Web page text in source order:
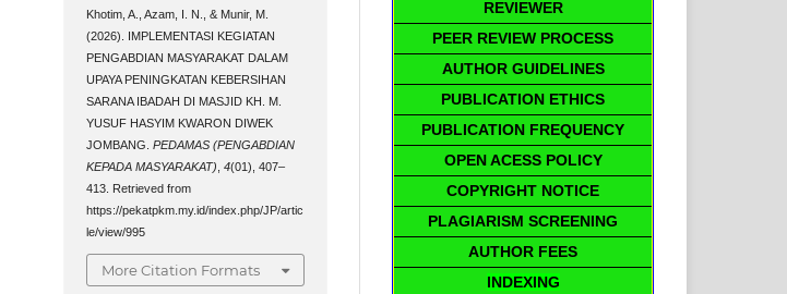
Khotim, A., Azam, I. N., & Munir, M.
(2026). IMPLEMENTASI KEGIATAN
PENGABDIAN MASYARAKAT DALAM
UPAYA PENINGKATAN KEBERSIHAN
SARANA IBADAH DI MASJID KH. M.
YUSUF HASYIM KWARON DIWEK
JOMBANG.PEDAMAS (PENGABDIAN
KEPADA MASYARAKAT) ,4(01), 407–
413. Retrieved from
https://pekatpkm.my.id/index.php/JP/artic
le/view/995
More Citation Formats
REVIEWER
PEER REVIEW PROCESS
AUTHOR GUIDELINES
PUBLICATION ETHICS
PUBLICATION FREQUENCY
OPEN ACESS POLICY
COPYRIGHT NOTICE
PLAGIARISM SCREENING
AUTHOR FEES
INDEXING